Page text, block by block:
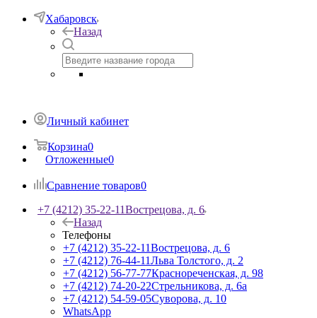
Хабаровск
Назад
Личный кабинет
Корзина0
Отложенные0
Сравнение товаров0
+7 (4212) 35-22-11Вострецова, д. 6
Назад
Телефоны
+7 (4212) 35-22-11Вострецова, д. 6
+7 (4212) 76-44-11Льва Толстого, д. 2
+7 (4212) 56-77-77Краснореченская, д. 98
+7 (4212) 74-20-22Стрельникова, д. 6а
+7 (4212) 54-59-05Суворова, д. 10
WhatsApp